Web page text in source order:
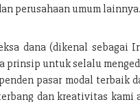
perusahaan umum lainnya.
dana (dikenal sebagai
prinsip untuk selalu
pasar modal terbaik
dan kreativitas